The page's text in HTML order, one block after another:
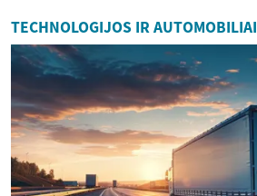
TECHNOLOGIJOS IR AUTOMOBILIAI